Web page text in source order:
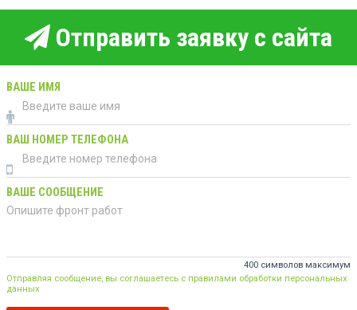
Отправить заявку с сайта
ВАШЕ ИМЯ
ВАШ НОМЕР ТЕЛЕФОНА
ВАШЕ СООБЩЕНИЕ
400 символов максимум
Отправляя сообщение, вы соглашаетесь с правилами обработки персональных
данных